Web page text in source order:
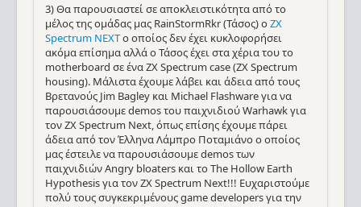
3) Θα παρουσιαστεί σε αποκλειστικότητα από το
μέλος της ομάδας μας RainStormRkr (Τάσος) οZX
Spectrum NEXTο οποίος δεν έχει κυκλοφορήσει
ακόμα επίσημα αλλά ο Τάσος έχει στα χέρια του το
motherboard σε ένα ZX Spectrum case (ZX Spectrum
housing). Μάλιστα έχουμε λάβει και άδεια από τους
Βρετανούς Jim Bagley και Michael Flashware για να
παρουσιάσουμε demos του παιχνιδιού Warhawk για
τον ZX Spectrum Next, όπως επίσης έχουμε πάρει
άδεια από τον Έλληνα Λάμπρο Ποταμιάνο ο οποίος
μας έστειλε να παρουσιάσουμε demos των
παιχνιδιών Angry bloaters και το The Hollow Earth
Hypothesis για τον ZX Spectrum Next!!! Ευχαριστούμε
πολύ τους συγκεκριμένους game developers για την